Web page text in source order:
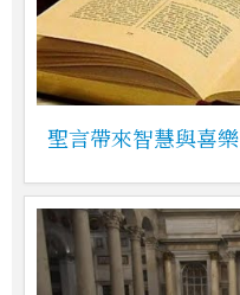
聖言帶來智慧與喜樂